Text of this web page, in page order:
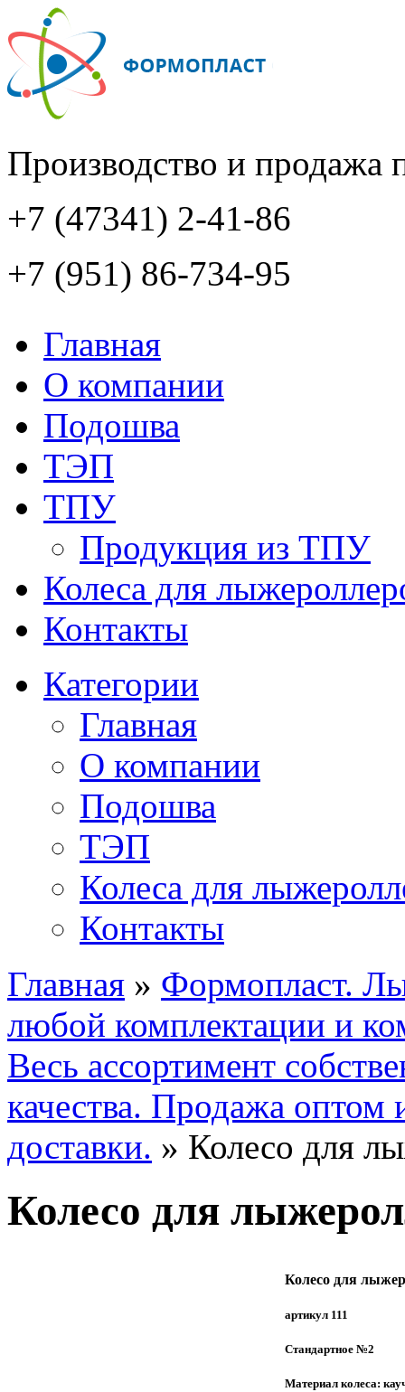
Производство и продажа
+7 (47341) 2-41-86
+7 (951) 86-734-95
Главная
О компании
Подошва
ТЭП
ТПУ
Продукция из ТПУ
Колеса для
Контакты
Категории
Главная
О компании
Подошва
ТЭП
Колеса для
Контакты
Главная » Формопласт.
любой комплектации и
Весь ассортимент
качества. Продажа
доставки. » Колесо для
Колесо для
Колесо для
артикул 111
Стандартное №2
Материал колеса: